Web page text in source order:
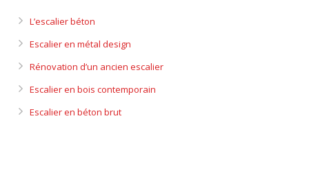
L’escalier béton
Escalier en métal design
Rénovation d’un ancien escalier
Escalier en bois contemporain
Escalier en béton brut